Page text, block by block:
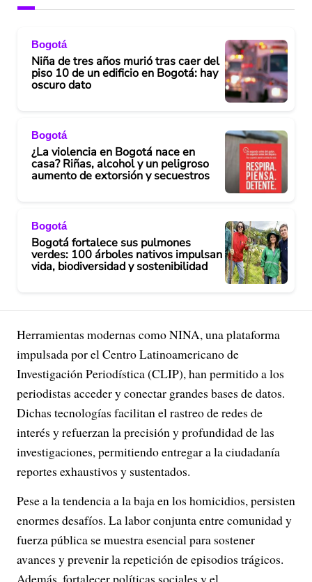
Bogotá
Niña de tres años murió tras caer del
piso 10 de un edificio en Bogotá: hay
oscuro dato
Bogotá
¿La violencia en Bogotá nace en
casa? Riñas, alcohol y un peligroso
aumento de extorsión y secuestros
Bogotá
Bogotá fortalece sus pulmones
verdes: 100 árboles nativos impulsan
vida, biodiversidad y sostenibilidad
Herramientas modernas como NINA, una plataforma
impulsada por el Centro Latinoamericano de
Investigación Periodística (CLIP), han permitido a los
periodistas acceder y conectar grandes bases de datos.
Dichas tecnologías facilitan el rastreo de redes de
interés y refuerzan la precisión y profundidad de las
investigaciones, permitiendo entregar a la ciudadanía
reportes exhaustivos y sustentados.
Pese a la tendencia a la baja en los homicidios, persisten
enormes desafíos. La labor conjunta entre comunidad y
fuerza pública se muestra esencial para sostener
avances y prevenir la repetición de episodios trágicos.
Además, fortalecer políticas sociales y el